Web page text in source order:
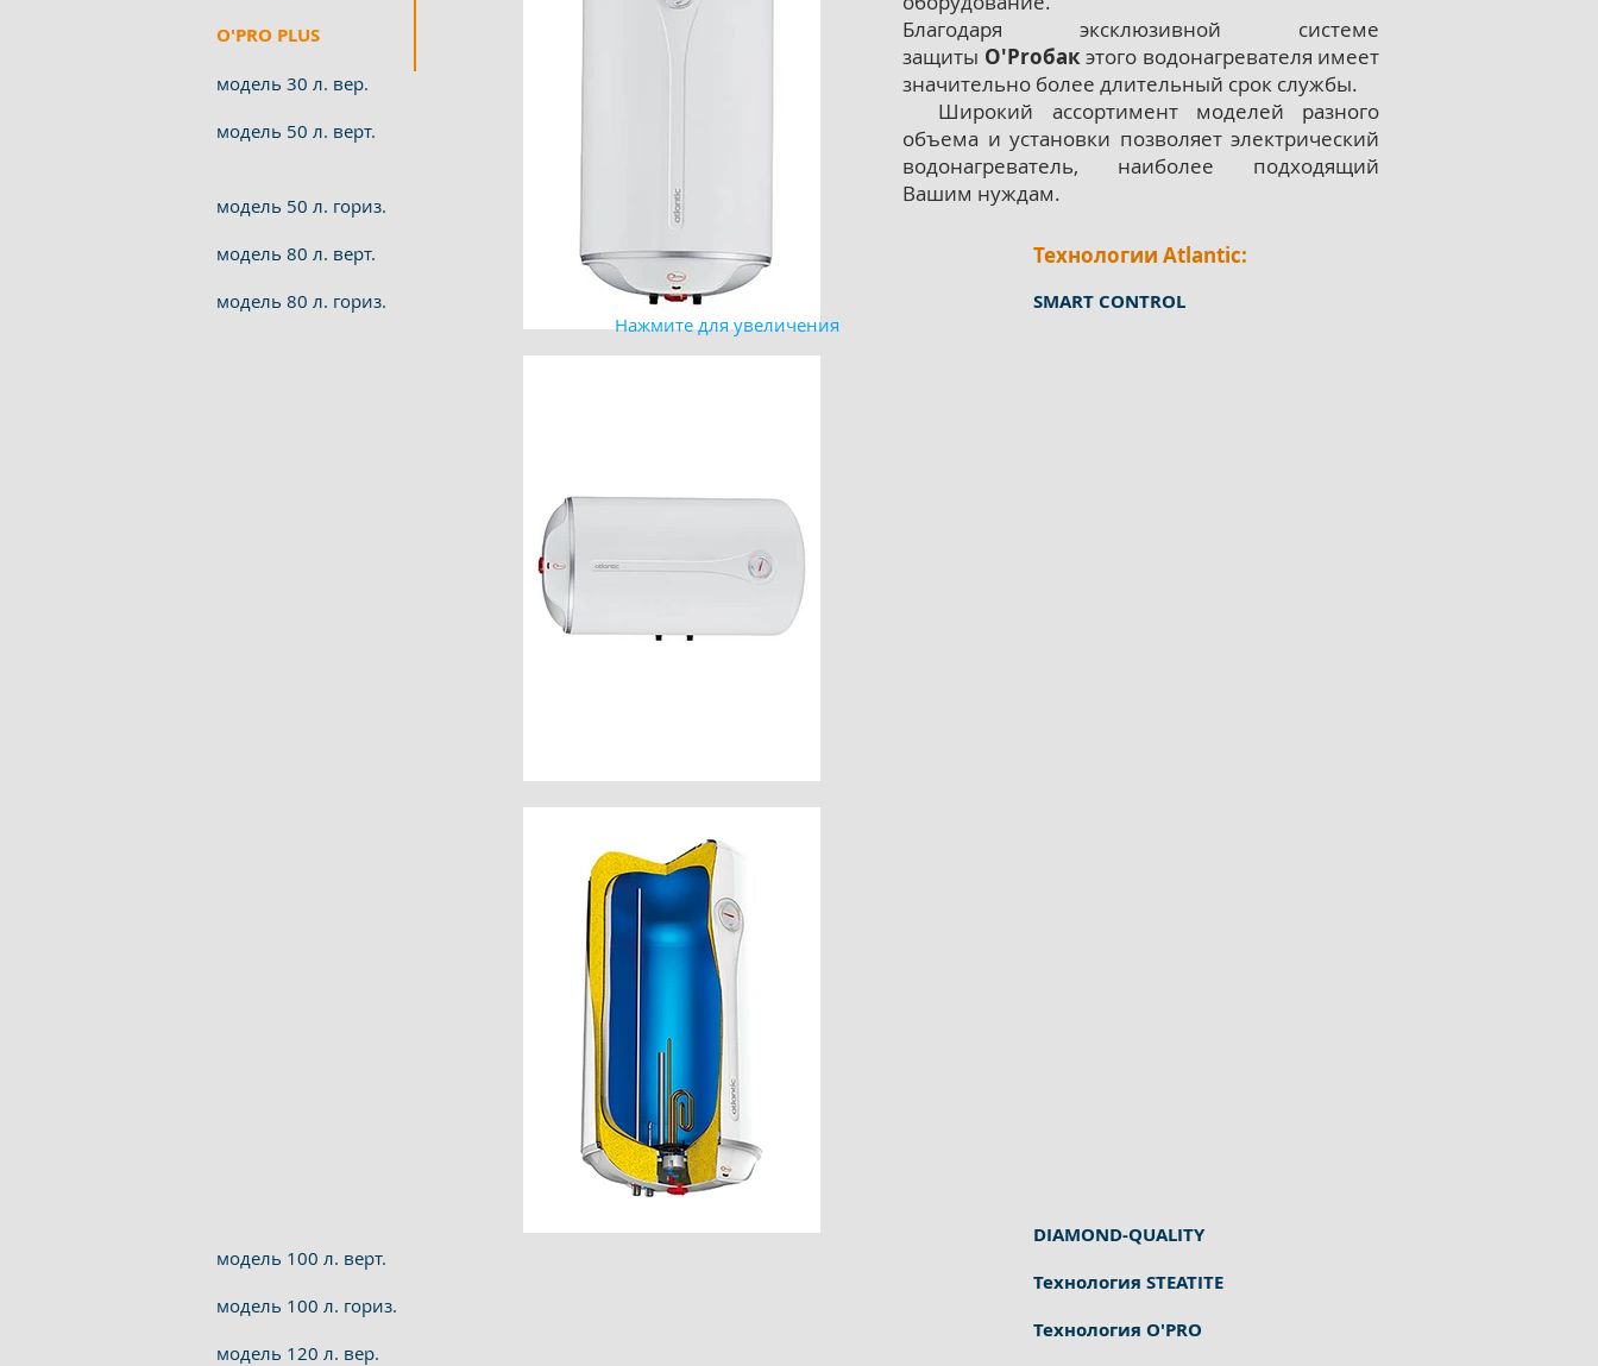
O'PRO PLUS
модель 30 л. вер.
модель 50 л. верт.
модель 50 л. гориз.
модель 80 л. верт.
модель 80 л. гориз.
модель 100 л. верт.
модель 100 л. гориз.
модель 120 л. вер.
Нажмите для увеличения
Благодаря эксклюзивной системе
защиты O'Proбакэтого водонагревателя имеет
значительно более длительный срок службы.
Широкий ассортимент моделей разного
объема и установки позволяет электрический
водонагреватель, наиболее подходящий
Вашим нуждам.
Технологии Atlantic:
SMART CONTROL
DIAMOND-QUALITY
Технология STEATITE
Технология O'PRO